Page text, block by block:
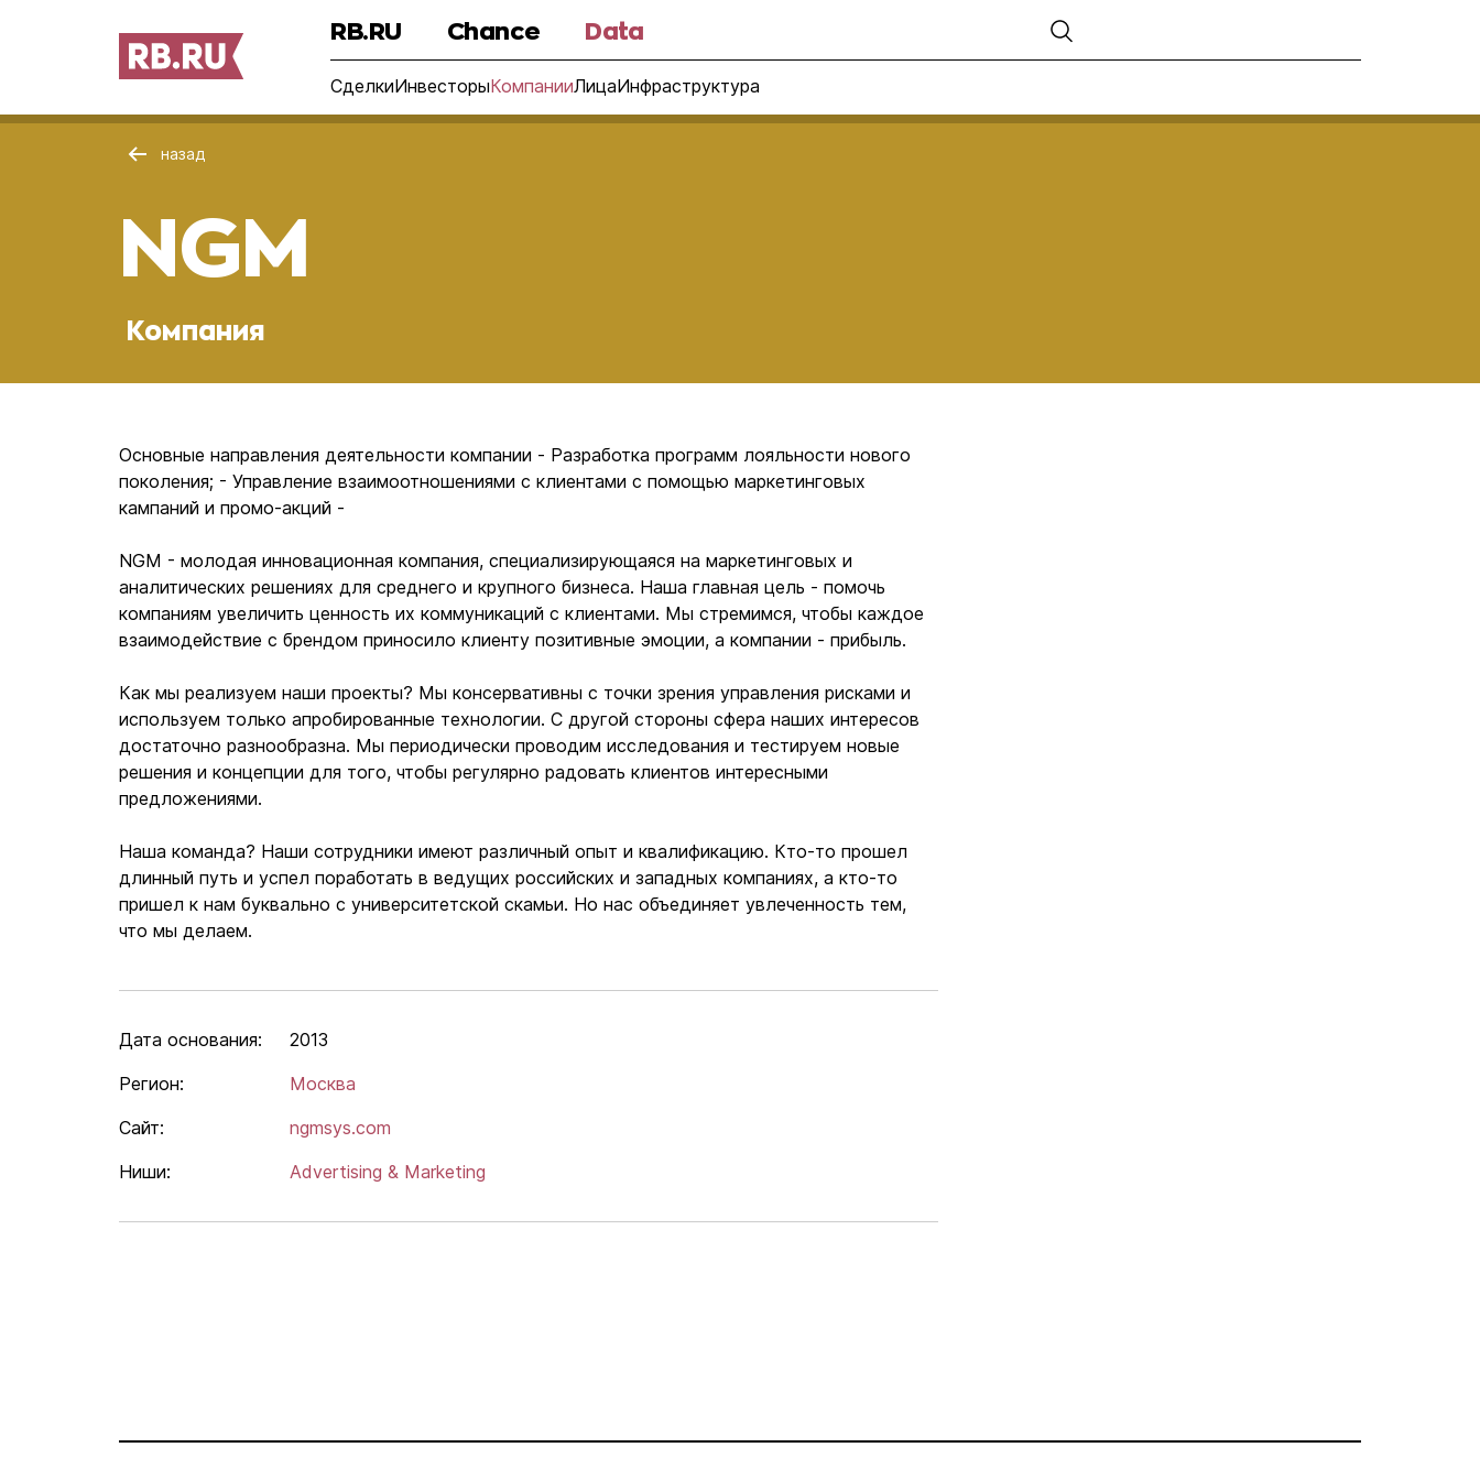
RB.RU Chance Data
СделкиИнвесторыКомпанииЛицаИнфраструктура
назад
NGM
Компания
Основные направления деятельности компании - Разработка программ лояльности нового
поколения; - Управление взаимоотношениями с клиентами с помощью маркетинговых
кампаний и промо-акций -
NGM - молодая инновационная компания, специализирующаяся на маркетинговых и
аналитических решениях для среднего и крупного бизнеса. Наша главная цель - помочь
компаниям увеличить ценность их коммуникаций с клиентами. Мы стремимся, чтобы каждое
взаимодействие с брендом приносило клиенту позитивные эмоции, а компании - прибыль.
Как мы реализуем наши проекты? Мы консервативны с точки зрения управления рисками и
используем только апробированные технологии. С другой стороны сфера наших интересов
достаточно разнообразна. Мы периодически проводим исследования и тестируем новые
решения и концепции для того, чтобы регулярно радовать клиентов интересными
предложениями.
Наша команда? Наши сотрудники имеют различный опыт и квалификацию. Кто-то прошел
длинный путь и успел поработать в ведущих российских и западных компаниях, а кто-то
пришел к нам буквально с университетской скамьи. Но нас объединяет увлеченность тем,
что мы делаем.
Дата основания:
2013
Регион:
Москва
Сайт:
ngmsys.com
Ниши:
Advertising & Marketing